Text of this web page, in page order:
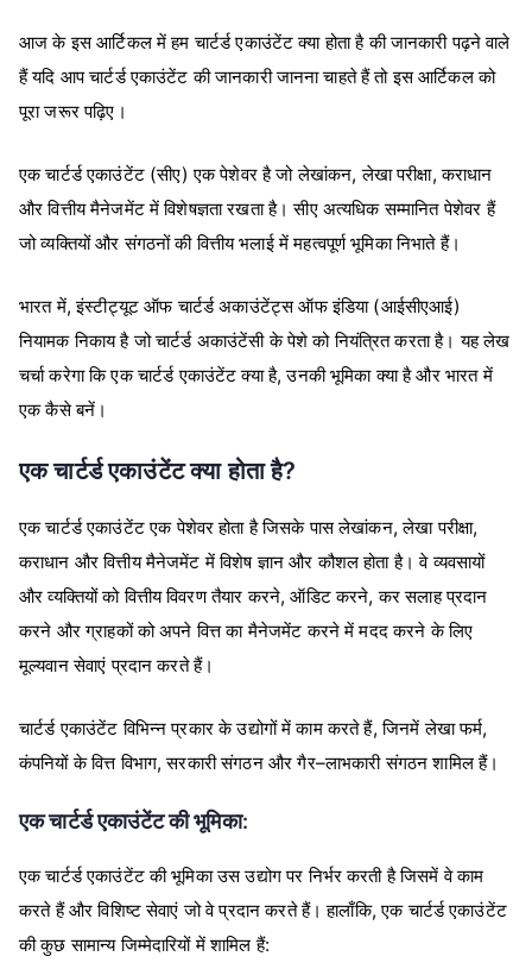
आज के इस आर्टिकल में हम चार्टर्ड एकाउंटेंट क्या होता है की जानकारी पढ़ने वाले
हैं यदि आप चार्टर्ड एकाउंटेंट की जानकारी जानना चाहते हैं तो इस आर्टिकल को
पूरा जरूर पढ़िए।
एक चार्टर्ड एकाउंटेंट(सीए)एक पेशेवर है जो लेखांकन,लेखा परीक्षा,कराधान
और वित्तीय मैनेजमेंट में विशेषज्ञता रखता है। सीए अत्यधिक सम्मानित पेशेवर हैं
जो व्यक्तियों और संगठनों की वित्तीय भलाई में महत्वपूर्ण भूमिका निभाते हैं।
भारत में,इंस्टीट्यूट ऑफ चार्टर्ड अकाउंटेंट्स ऑफ इंडिया(आईसीएआई)
नियामक निकाय है जो चार्टर्ड अकाउंटेंसी के पेशे को नियंत्रित करता है। यह लेख
चर्चा करेगा कि एक चार्टर्ड एकाउंटेंट क्या है,उनकी भूमिका क्या है और भारत में
एक कैसे बनें।
एक चार्टर्ड एकाउंटेंट क्या होता है?
एक चार्टर्ड एकाउंटेंट एक पेशेवर होता है जिसके पास लेखांकन,लेखा परीक्षा,
कराधान और वित्तीय मैनेजमेंट में विशेष ज्ञान और कौशल होता है। वे व्यवसायों
और व्यक्तियों को वित्तीय विवरण तैयार करने,ऑडिट करने,कर सलाह प्रदान
करने और ग्राहकों को अपने वित्त का मैनेजमेंट करने में मदद करने के लिए
मूल्यवान सेवाएं प्रदान करते हैं।
चार्टर्ड एकाउंटेंट विभिन्न प्रकार के उद्योगों में काम करते हैं,जिनमें लेखा फर्म,
कंपनियों के वित्त विभाग,सरकारी संगठन और गैर–लाभकारी संगठन शामिल हैं।
एक चार्टर्ड एकाउंटेंट की भूमिका:
एक चार्टर्ड एकाउंटेंट की भूमिका उस उद्योग पर निर्भर करती है जिसमें वे काम
करते हैं और विशिष्ट सेवाएं जो वे प्रदान करते हैं। हालाँकि,एक चार्टर्ड एकाउंटेंट
की कुछ सामान्य जिम्मेदारियों में शामिल हैं: